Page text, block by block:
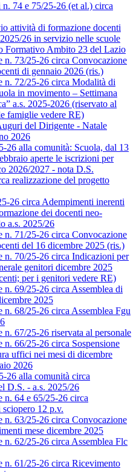
74 e 75/25-26 (et al.) circa
attività di formazione docenti
26 in servizio nelle scuole
Formativo Ambito 23 del Lazio
n. 73/25-26 circa Convocazione
di gennaio 2026 (ris.)
n. 72/25-26 circa Modalità di
in movimento – Settimana
a.s. 2025-2026 (riservato al
famiglie vedere RE)
del Dirigente - Natale
2026
26 alla comunità: Scuola, dal 13
aperte le iscrizioni per
2026/2027 - nota D.S.
realizzazione del progetto
26 circa Adempimenti inerenti
dei docenti neo-
a.s. 2025/26
n. 71/25-26 circa Convocazione
del 16 dicembre 2025 (ris.)
n. 70/25-26 circa Indicazioni per
genitori dicembre 2025
per i genitori vedere RE)
n. 69/25-26 circa Assemblea di
2025
n. 68/25-26 circa Assemblea Fgu
n. 67/25-26 riservata al personale
n. 66/25-26 circa Sospensione
uffici nei mesi di dicembre
2026
26 alla comunità circa
D.S. - a.s. 2025/26
n. 64 e 65/25-26 circa
12 p.v.
n. 63/25-26 circa Convocazione
mese dicembre 2025
n. 62/25-26 circa Assemblea Flc
n. 61/25-26 circa Ricevimento